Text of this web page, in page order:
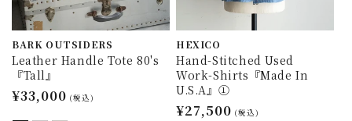
BARK OUTSIDERS
Leather Handle Tote 80's
『Tall』
通
¥33,000 (税込)
HEXICO
Hand-Stitched Used
Work-Shirts『Made In
U.S.A』①
通
¥27,500 (税込)